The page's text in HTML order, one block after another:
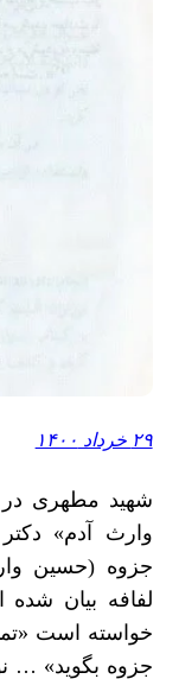
۲۹ خرداد ۱۴۰۰
شهید مطهری
وارث آدم»
جزوه (حسین
لفافه بیان
خواسته است
جزوه بگوید» …